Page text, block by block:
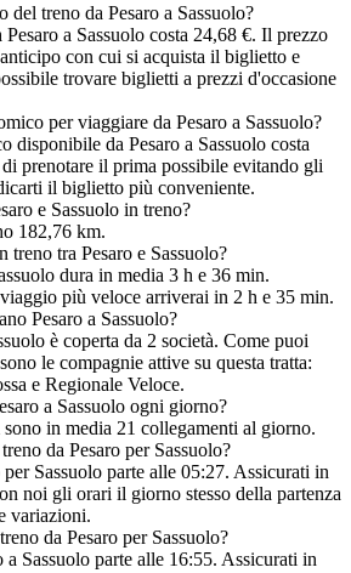
del treno da Pesaro a Sassuolo?
a Sassuolo costa 24,68 €. Il prezzo
con cui si acquista il biglietto e
trovare biglietti a prezzi d'occasione
per viaggiare da Pesaro a Sassuolo?
disponibile da Pesaro a Sassuolo costa
prenotare il prima possibile evitando gli
il biglietto più conveniente.
e Sassuolo in treno?
182,76 km.
tra Pesaro e Sassuolo?
dura in media 3 h e 36 min.
più veloce arriverai in 2 h e 35 min.
Pesaro a Sassuolo?
è coperta da 2 società. Come puoi
le compagnie attive su questa tratta:
e Regionale Veloce.
a Sassuolo ogni giorno?
sono in media 21 collegamenti al giorno.
da Pesaro per Sassuolo?
Sassuolo parte alle 05:27. Assicurati in
noi gli orari il giorno stesso della partenza
variazioni.
da Pesaro per Sassuolo?
Sassuolo parte alle 16:55. Assicurati in